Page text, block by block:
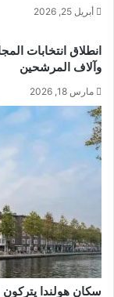
أبريل 25, 2026
انطلاق انتخابات
وآلاف المرشحين
مارس 18, 2026
سكان هولندا يتركون